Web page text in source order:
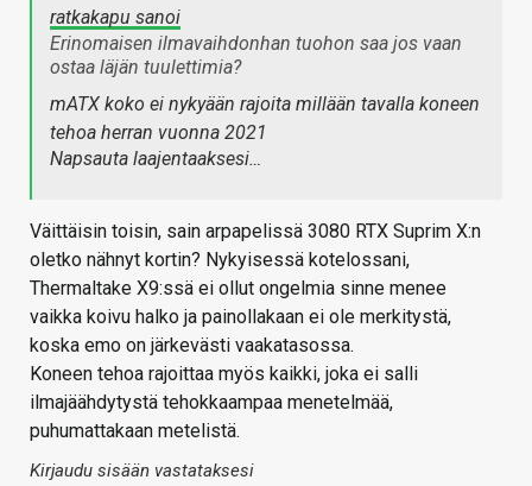
ratkakapu sanoi
Erinomaisen ilmavaihdonhan tuohon saa jos vaan
ostaa läjän tuulettimia?
mATX koko ei nykyään rajoita millään tavalla koneen
tehoa herran vuonna 2021
Napsauta laajentaaksesi…
Väittäisin toisin, sain arpapelissä 3080 RTX Suprim X:n
oletko nähnyt kortin? Nykyisessä kotelossani,
Thermaltake X9:ssä ei ollut ongelmia sinne menee
vaikka koivu halko ja painollakaan ei ole merkitystä,
koska emo on järkevästi vaakatasossa.
Koneen tehoa rajoittaa myös kaikki, joka ei salli
ilmajäähdytystä tehokkaampaa menetelmää,
puhumattakaan metelistä.
Kirjaudu sisään vastataksesi